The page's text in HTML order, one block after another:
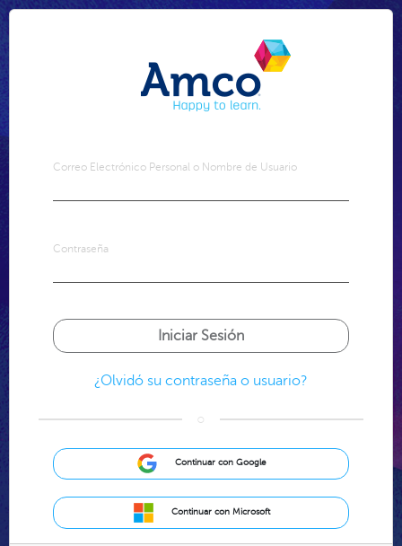
Correo Electrónico Personal o Nombre de Usuario
Contraseña
¿Olvidó su contraseña o usuario?
○
Continuar con Google
Continuar con Microsoft